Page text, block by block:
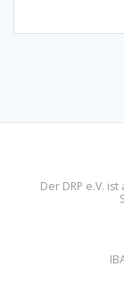
Der DRP e.V.